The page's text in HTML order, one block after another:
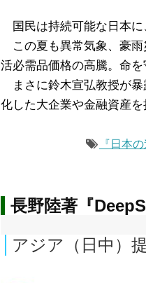
国民は持続可能な日本に
この夏も異常気象、豪雨
活必需品価格の高騰。命を
まさに鈴木宣弘教授が暴
化した大企業や金融資産
『日本
長野陸著『
アジア（日中）